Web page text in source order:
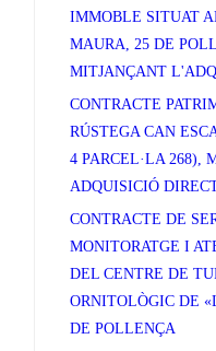
IMMOBLE SITUAT
MAURA, 25 DE
MITJANÇANT
CONTRACTE
RÚSTEGA CAN
4 PARCEL·LA 268),
ADQUISICIÓ
CONTRACTE DE
MONITORATGE I
DEL CENTRE DE
ORNITOLÒGIC DE
DE POLLENÇA